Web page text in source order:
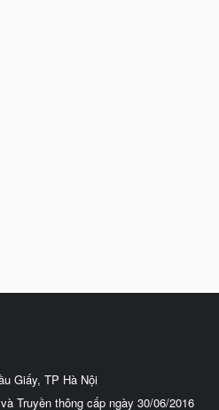
Giấy, TP Hà Nội
Truyền thông cấp ngày 30/06/2016